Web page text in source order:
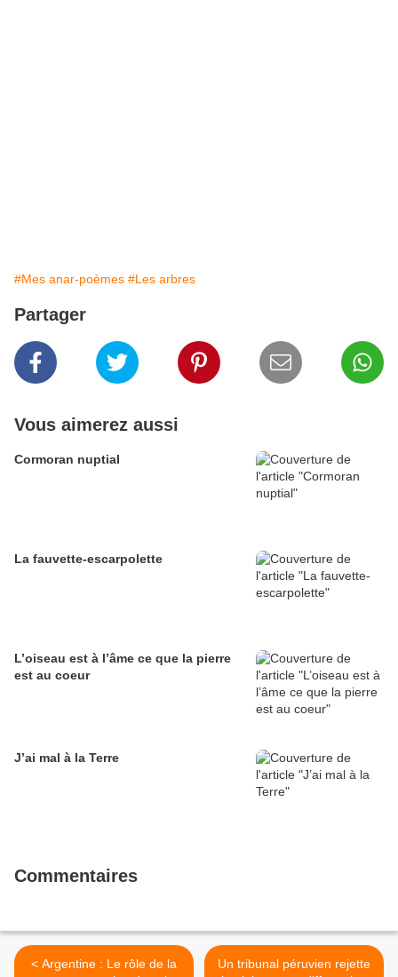
#Mes anar-poèmes #Les arbres
Partager
Vous aimerez aussi
Cormoran nuptial
La fauvette-escarpolette
L’oiseau est à l’âme ce que la pierre
est au coeur
J’ai mal à la Terre
Commentaires
< Argentine : Le rôle de la
Un tribunal péruvien rejette